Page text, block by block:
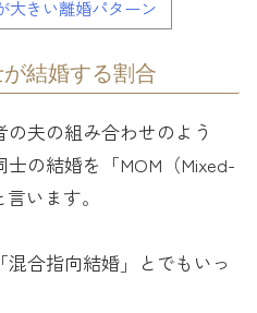
大きい離婚パターン
結婚する割合
夫の組み合わせのよう
の結婚を「MOM（Mixed-
います。
合指向結婚」とでもいっ